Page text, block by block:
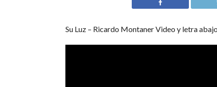
Su Luz – Ricardo Montaner Video y letra